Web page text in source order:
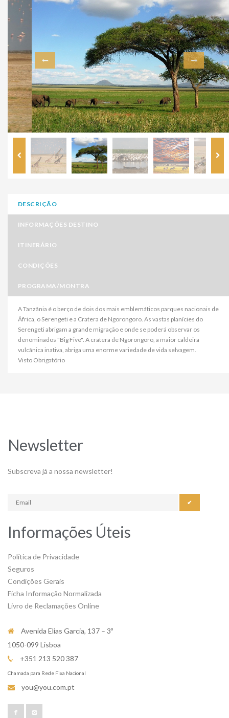
DESCRIÇÃO
INFORMAÇÕES DESTINO
ITINERÁRIO
CONDIÇÕES
PROGRAMA/MONTRA
A Tanzânia é o berço de dois dos mais emblemáticos parques nacionais de
África, o Serengeti e a Cratera de Ngorongoro. As vastas planícies do
Serengeti abrigam a grande migração e onde se poderá observar os
denominados "Big Five". A cratera de Ngorongoro, a maior caldeira
vulcânica inativa, abriga uma enorme variedade de vida selvagem.
Visto Obrigatório
Newsletter
Subscreva já a nossa newsletter!
✔
Informações Úteis
Política de Privacidade
Seguros
Condições Gerais
Ficha Informação Normalizada
Livro de Reclamações Online
Avenida Elias Garcia, 137 – 3º
1050-099 Lisboa
+351 213 520 387
Chamada para Rede Fixa Nacional
you@you.com.pt